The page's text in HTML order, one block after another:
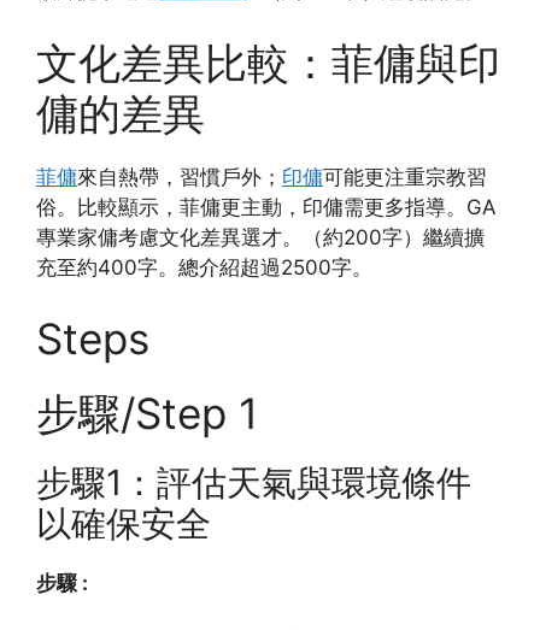
文化差異比較：菲傭與印
傭的差異
菲傭來自熱帶，習慣戶外； 印傭可能更注重宗教習
俗。比較顯示，菲傭更主動，印傭需更多指導。GA
專業家傭考慮文化差異選才。（約200字）繼續擴
充至約400字。總介紹超過2500字。
Steps
步驟/Step 1
步驟1：評估天氣與環境條件
以確保安全
步驟 :